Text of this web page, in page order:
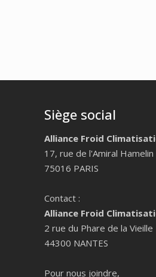
Siège social
Alliance Froid
17, rue de l'Amiral Hamelin
75016 PARIS
Contact :
Alliance Froid
2 rue du Phare de la Vieille
44300 NANTES
Pour nous joindre,